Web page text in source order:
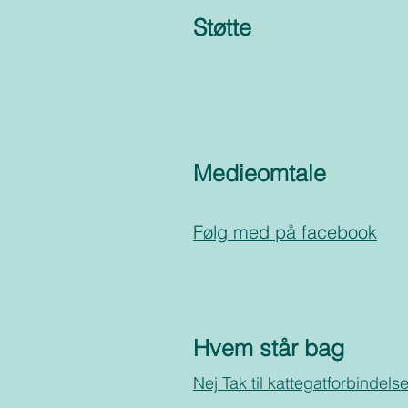
Støtte
Medieomtale
Følg med på facebook
Hvem står bag
Nej Tak til kattegatforbindelse